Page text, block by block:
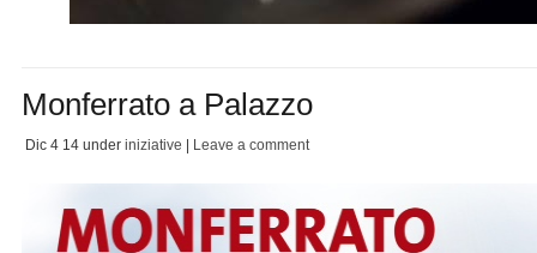
Monferrato a Palazzo
Dic 4 14 under iniziative | Leave a comment